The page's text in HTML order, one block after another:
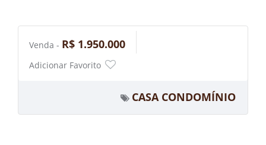
Venda - R$ 1.950.000
Adicionar Favorito
CASA CONDOMÍNIO